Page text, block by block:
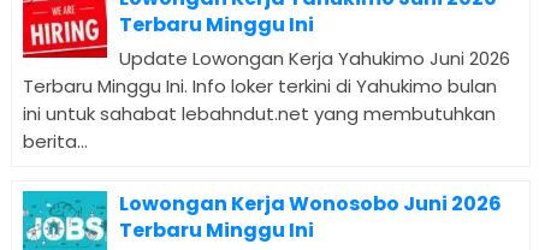
Terbaru Minggu Ini
Update Lowongan Kerja Yahukimo Juni 2026
Terbaru Minggu Ini. Info loker terkini di Yahukimo bulan
ini untuk sahabat lebahndut.net yang membutuhkan
berita...
Lowongan Kerja Wonosobo Juni 2026
Terbaru Minggu Ini